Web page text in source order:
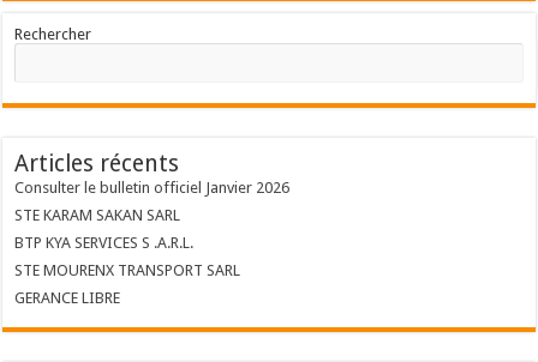
Rechercher
Articles récents
Consulter le bulletin officiel Janvier 2026
STE KARAM SAKAN SARL
BTP KYA SERVICES S .A.R.L.
STE MOURENX TRANSPORT SARL
GERANCE LIBRE